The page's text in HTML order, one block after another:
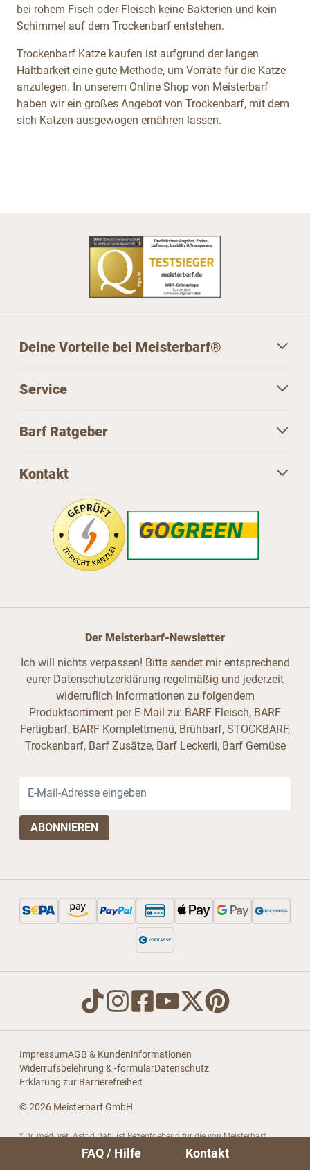
bei rohem Fisch oder Fleisch keine Bakterien und kein
Schimmel auf dem Trockenbarf entstehen.
Trockenbarf Katze kaufen ist aufgrund der langen
Haltbarkeit eine gute Methode, um Vorräte für die Katze
anzulegen. In unserem Online Shop von Meisterbarf
haben wir ein großes Angebot von Trockenbarf, mit dem
sich Katzen ausgewogen ernähren lassen.
Deine Vorteile bei Meisterbarf®
Service
Barf Ratgeber
Kontakt
Der Meisterbarf-Newsletter
Ich will nichts verpassen! Bitte sendet mir entsprechend
eurer Datenschutzerklärung regelmäßig und jederzeit
widerruflich Informationen zu folgendem
Produktsortiment per E-Mail zu: BARF Fleisch, BARF
Fertigbarf, BARF Komplettmenü, Brühbarf, STOCKBARF,
Trockenbarf, Barf Zusätze, Barf Leckerli, Barf Gemüse
ImpressumAGB & Kundeninformationen
Widerrufsbelehrung & -formularDatenschutz
Erklärung zur Barrierefreiheit
© 2026 Meisterbarf GmbH
* Dr. med. vet. Astrid Dahl ist Rezeptgeberin für die von Meisterbarf
vertriebenen Alleinfuttermittel. Darüber hinaus steht sie Meisterbarf
beratend bei allen Produkten und ernährungswissenschaftlichen Fragen
FAQ / Hilfe Kontakt